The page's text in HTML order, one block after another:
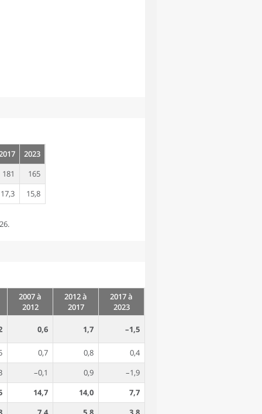
2023
181
165
17,3
15,8
2007 à
2012
2012 à
2017
2017 à
2023
0,6 1,7 –1,5
0,7 0,8
0,4
–0,1 0,9
–1,9
14,7 14,0
7,7